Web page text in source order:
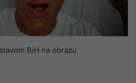
BiH na obrazu